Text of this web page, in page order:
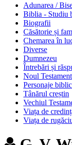
Adunarea /
Biblia - Studiu
Biografii
Căsătorie și
Chemarea în
Diverse
Dumnezeu
Întrebări și
Noul Testament
Personaje
Tânărul creștin
Vechiul
Viața de
Viața de